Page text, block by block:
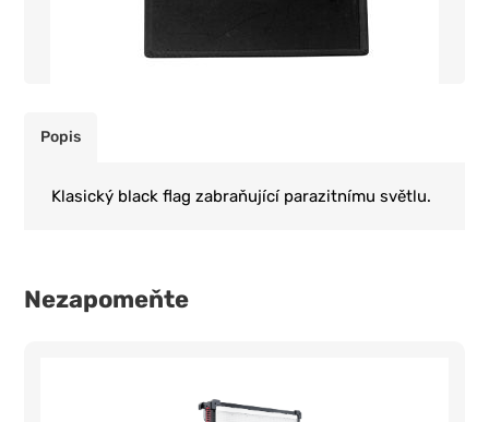
Popis
Klasický black flag zabraňující parazitnímu světlu.
Nezapomeňte